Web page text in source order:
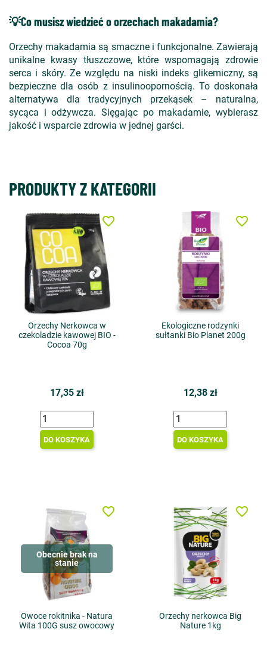
💡Co musisz wiedzieć o orzechach makadamia?
Orzechy makadamia są smaczne i funkcjonalne. Zawierają
unikalne kwasy tłuszczowe, które wspomagają zdrowie
serca i skóry. Ze względu na niski indeks glikemiczny, są
bezpieczne dla osób z insulinoopornością. To doskonała
alternatywa dla tradycyjnych przekąsek – naturalna,
sycąca i odżywcza. Sięgając po makadamie, wybierasz
jakość i wsparcie zdrowia w jednej garści.
PRODUKTY Z KATEGORII
Orzechy Nerkowca w
czekoladzie kawowej BIO -
Cocoa 70g
17,35 zł
DO KOSZYKA
favorite_border
Ekologiczne rodzynki
sułtanki Bio Planet 200g
12,38 zł
DO KOSZYKA
favorite_border
Obecnie brak na
stanie
Owoce rokitnika - Natura
Wita 100G susz owocowy
favorite_border
Orzechy nerkowca Big
Nature 1kg
favorite_border